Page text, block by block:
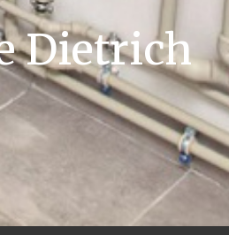
Dietrich